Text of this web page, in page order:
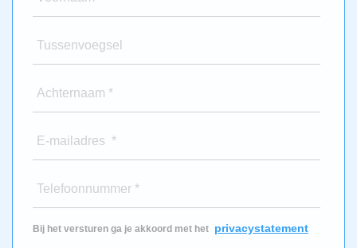
Tussenvoegsel
Achternaam *
E-mailadres *
Telefoonnummer *
Bij het versturen ga je akkoord met het privacystatement